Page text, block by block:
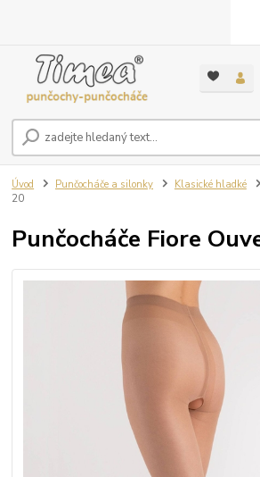
Úvod Punčocháče a silonky Klasické hladké
20
Punčocháče Fiore